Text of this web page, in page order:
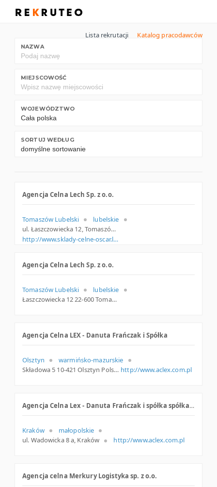
Lista rekrutacji Katalog pracodawców
NAZWA
MIEJSCOWOŚĆ
WOJEWÓDZTWO
SORTUJ WEDŁUG
Agencja Celna Lech Sp. z o.o.
Tomaszów Lubelski
lubelskie
ul. Łaszczowiecka 12, Tomaszów Lub.
http://www.sklady-celne-oscar.lia.pl
Agencja Celna Lech Sp. z o.o.
Tomaszów Lubelski
lubelskie
Łaszczowiecka 12 22-600 Tomaszów Lubelski Polska
Agencja Celna LEX - Danuta Frańczak i Spółka
Olsztyn
warmińsko-mazurskie
Składowa 5 10-421 Olsztyn Polska http://www.aclex.com.pl
Agencja Celna Lex - Danuta Frańczak i spółka spółka jawna
Kraków
małopolskie
ul. Wadowicka 8 a, Kraków
http://www.aclex.com.pl
Agencja celna Merkury Logistyka sp. z o.o.